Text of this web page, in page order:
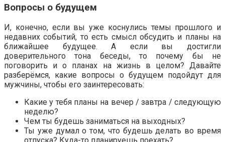
Вопросы о будущем
И, конечно, если вы уже коснулись темы прошлого и
недавних событий, то есть смысл обсудить и планы на
ближайшее будущее. А если вы достигли
доверительного тона беседы, то почему бы не
поговорить и о планах на жизнь в целом? Давайте
разберёмся, какие вопросы о будущем подойдут для
мужчины, чтобы его заинтересовать:
Какие у тебя планы на вечер / завтра / следующую
неделю?
Чем ты будешь заниматься на выходных?
Ты уже думал о том, что будешь делать во время